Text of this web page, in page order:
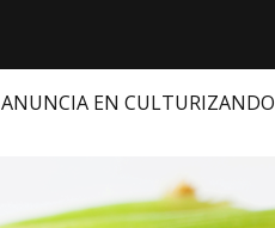
ANUNCIA EN CULTURIZANDO